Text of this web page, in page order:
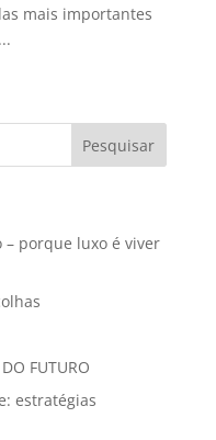
mais importantes
porque luxo é viver
FUTURO
estratégias